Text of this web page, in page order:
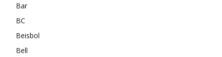
Bar
BC
Beisbol
Bell